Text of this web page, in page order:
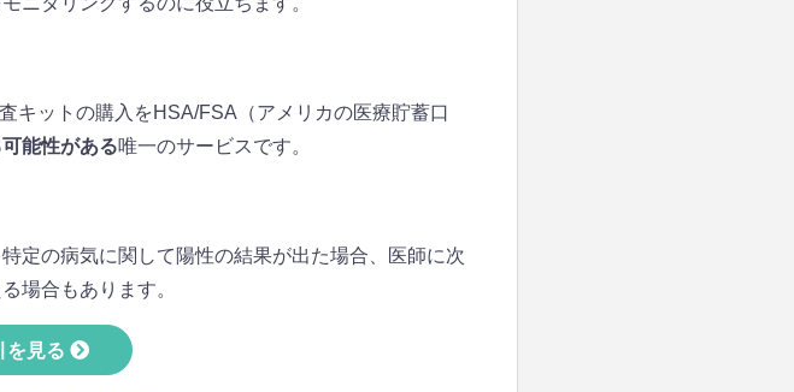
キットの購入をHSA/FSA（アメリカの医療貯蓄口
能性がある唯一のサービスです。
定の病気に関して陽性の結果が出た場合、医師に次
場合もあります。
を見る